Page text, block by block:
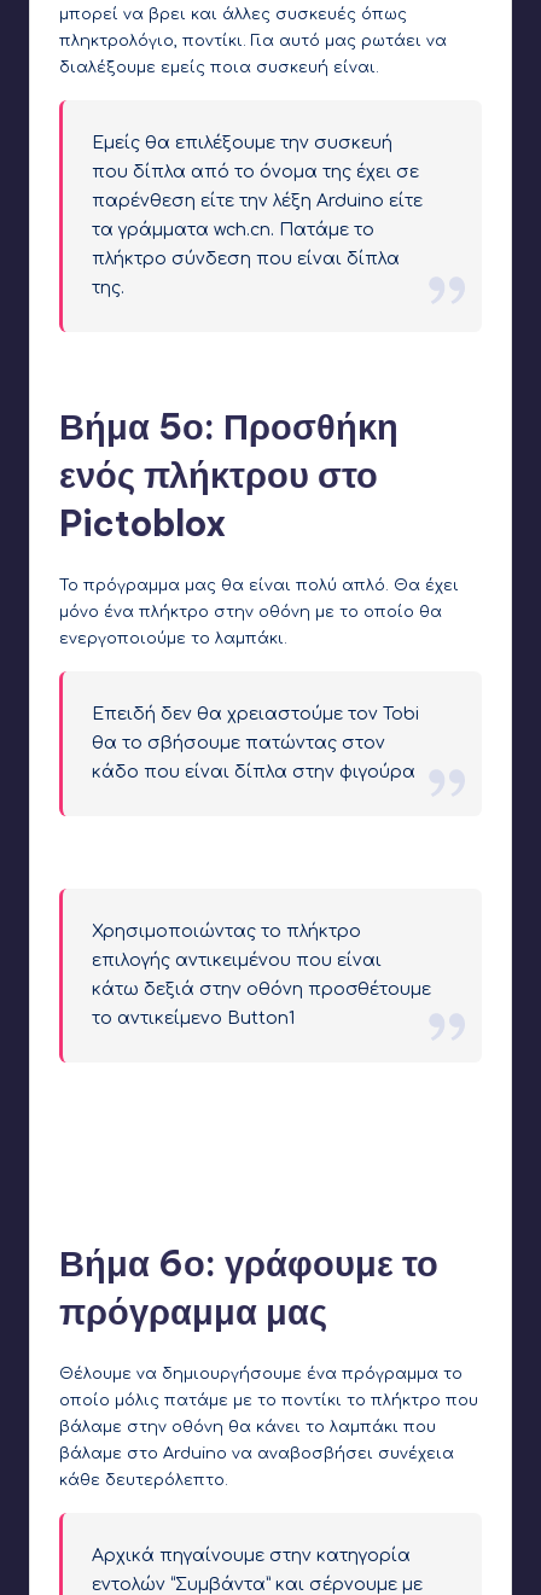
μπορεί να βρει και άλλες συσκευές όπως
πληκτρολόγιο, ποντίκι. Για αυτό μας ρωτάει να
διαλέξουμε εμείς ποια συσκευή είναι.
Εμείς θα επιλέξουμε την συσκευή
που δίπλα από το όνομα της έχει σε
παρένθεση είτε την λέξη Arduino είτε
τα γράμματα wch.cn. Πατάμε το
πλήκτρο σύνδεση που είναι δίπλα
της.
Βήμα 5ο: Προσθήκη
ενός πλήκτρου στο
Pictoblox
Το πρόγραμμα μας θα είναι πολύ απλό. Θα έχει
μόνο ένα πλήκτρο στην οθόνη με το οποίο θα
ενεργοποιούμε το λαμπάκι.
Επειδή δεν θα χρειαστούμε τον Tobi
θα το σβήσουμε πατώντας στον
κάδο που είναι δίπλα στην φιγούρα
Χρησιμοποιώντας το πλήκτρο
επιλογής αντικειμένου που είναι
κάτω δεξιά στην οθόνη προσθέτουμε
το αντικείμενο Button1
Βήμα 6ο: γράφουμε το
πρόγραμμα μας
Θέλουμε να δημιουργήσουμε ένα πρόγραμμα το
οποίο μόλις πατάμε με το ποντίκι το πλήκτρο που
βάλαμε στην οθόνη θα κάνει το λαμπάκι που
βάλαμε στο Arduino να αναβοσβήσει συνέχεια
κάθε δευτερόλεπτο.
Αρχικά πηγαίνουμε στην κατηγορία
εντολών “Συμβάντα” και σέρνουμε με